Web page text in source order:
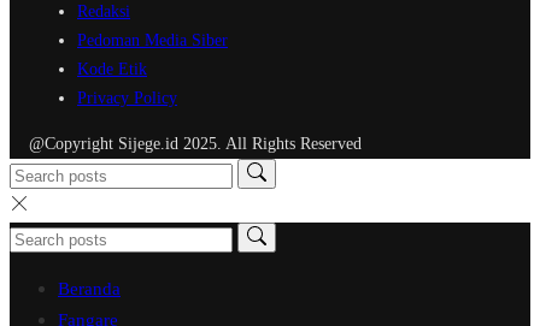
Redaksi
Pedoman Media Siber
Kode Etik
Privacy Policy
@Copyright Sijege.id 2025. All Rights Reserved
Beranda
Fangare